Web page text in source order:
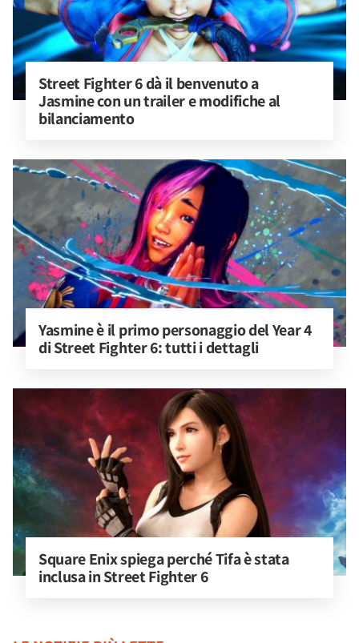
Street Fighter 6 dà il benvenuto a
Jasmine con un trailer e modifiche al
bilanciamento
Yasmine è il primo personaggio del Year 4
di Street Fighter 6: tutti i dettagli
Square Enix spiega perché Tifa è stata
inclusa in Street Fighter 6